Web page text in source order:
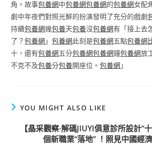
角。故事包養網中包養網包養網的包養網女配
劇中年夜們對照光鮮的扮演發明了充分的戲劇
持續包養網幾包養天包養沒包養網有「接上去
了？包養網」包養網此刻是包養網五點包養網
十，還有包養網五分包養網包養網鐘包養網放
不克不及包養分包養開座位。包養網」
YOU MIGHT ALSO LIKE
【晶采觀察·解碼JIUYI俱意診所設計“
個新職業“落地” ！照見中國經